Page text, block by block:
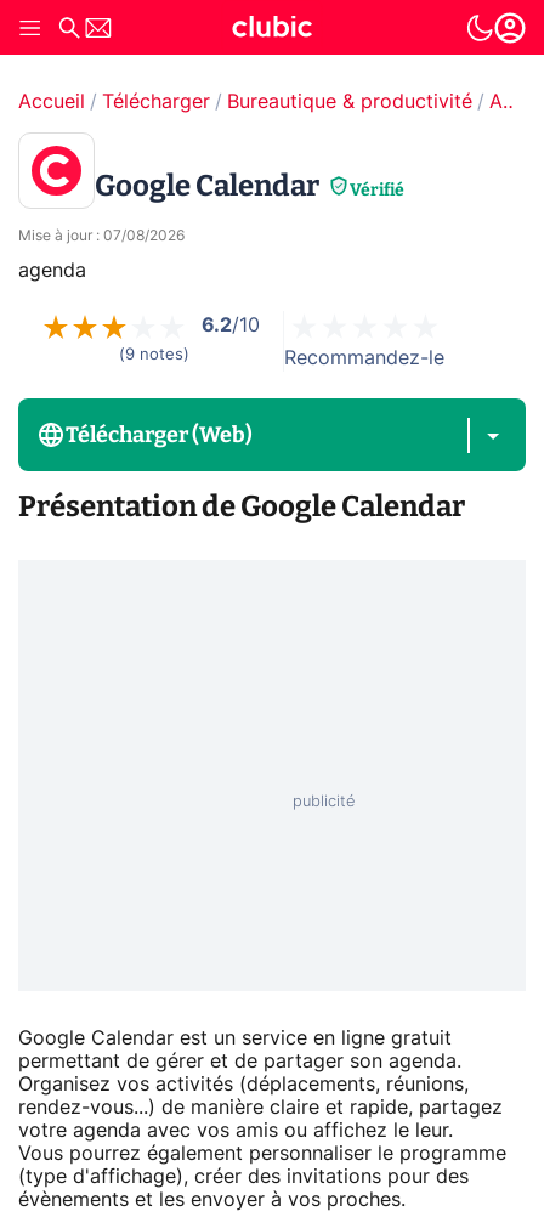
Accueil Télécharger Bureautique & productivité Agenda & calendrier
Google Calendar Vérifié
Mise à jour : 07/08/2026
agenda
6.2/10
(9 notes) Recommandez-le
Télécharger (Web)
Présentation de Google Calendar
Google Calendar est un service en ligne gratuit
permettant de gérer et de partager son agenda.
Organisez vos activités (déplacements, réunions,
rendez-vous...) de manière claire et rapide, partagez
votre agenda avec vos amis ou affichez le leur.
Vous pourrez également personnaliser le programme
(type d'affichage), créer des invitations pour des
évènements et les envoyer à vos proches.